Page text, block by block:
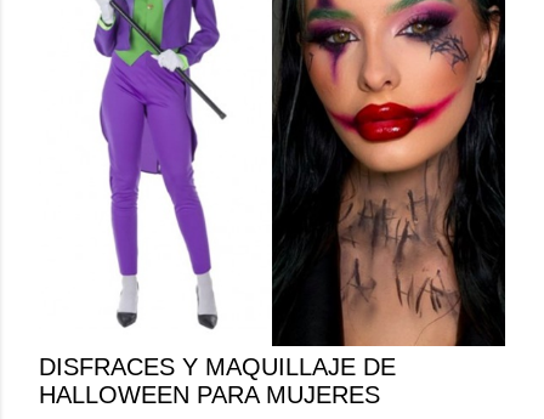
DISFRACES Y MAQUILLAJE DE
HALLOWEEN PARA MUJERES